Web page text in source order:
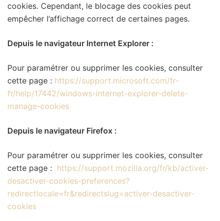
cookies. Cependant, le blocage des cookies peut
empêcher l’affichage correct de certaines pages.
Depuis le navigateur Internet Explorer :
Pour paramétrer ou supprimer les cookies, consulter
cette page : https://support.microsoft.com/fr-
fr/help/17442/windows-internet-explorer-delete-
manage-cookies
Depuis le navigateur Firefox :
Pour paramétrer ou supprimer les cookies, consulter
cette page : https://support.mozilla.org/fr/kb/activer-
desactiver-cookies-preferences?
redirectlocale=fr&redirectslug=activer-desactiver-
cookies